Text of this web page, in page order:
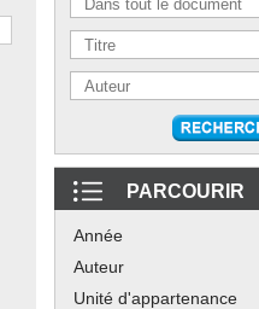
PARCOURIR
Année
Auteur
Unité d'appartenance